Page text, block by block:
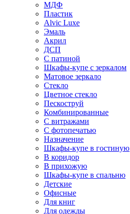
МДФ
Пластик
Alvic Luxe
Эмаль
Акрил
ДСП
С патиной
Шкафы-купе с зеркалом
Матовое зеркало
Стекло
Цветное стекло
Пескоструй
Комбинированные
С витражами
С фотопечатью
Назначение
Шкафы-купе в гостиную
В коридор
В прихожую
Шкафы-купе в спальню
Детские
Офисные
Для книг
Для одежды